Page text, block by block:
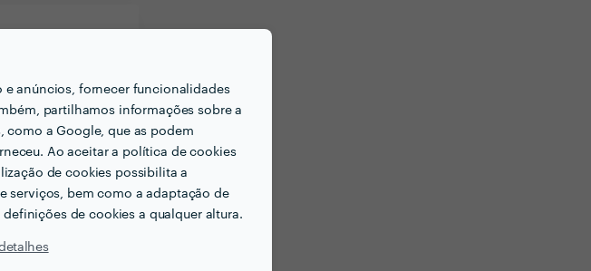
e anúncios, fornecer funcionalidades
partilhamos informações sobre a
como a Google, que as podem
Ao aceitar a política de cookies
de cookies possibilita a
serviços, bem como a adaptação de
definições de cookies a qualquer altura.
quer
forma